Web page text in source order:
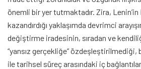
önemli bir yer tutmaktadır. Zira, Lenin’in
kazandırdığı yaklaşımda devrimci
değiştirme iradesinin, sıradan ve
“yansız gerçekliğe” özdeşleştirilmediği,
ile tarihsel süreç arasındaki iç